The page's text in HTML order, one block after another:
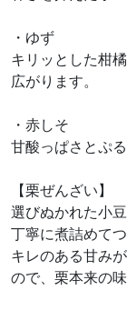
・ゆず
キリッとした柑
広がります。
・赤しそ
甘酸っぱさとぷ
【栗ぜんざい】
選びぬかれた小
丁寧に煮詰めてつ
キレのある甘み
ので、栗本来の